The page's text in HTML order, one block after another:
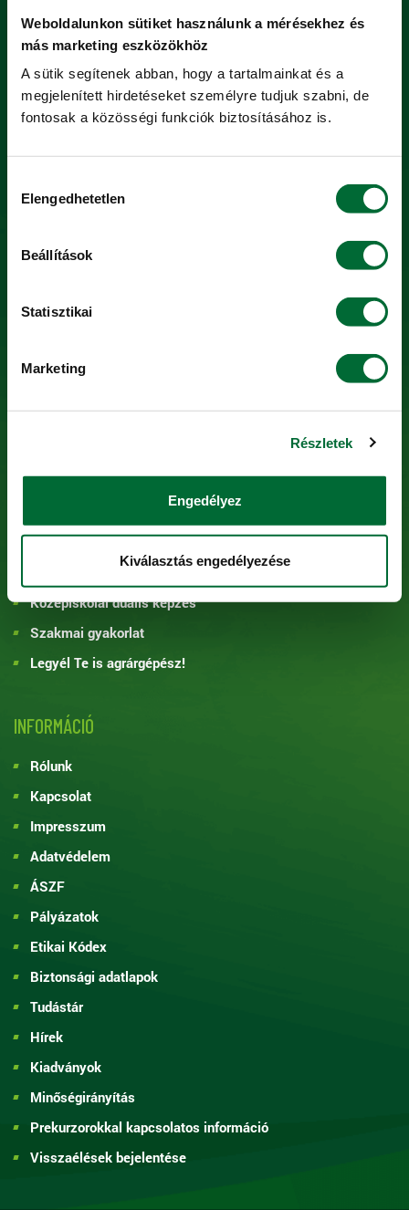
Weboldalunkon sütiket használunk a mérésekhez és
más marketing eszközökhöz
A sütik segítenek abban, hogy a tartalmainkat és a
megjelenített hirdetéseket személyre tudjuk szabni, de
fontosak a közösségi funkciók biztosításához is.
kiválasztása
Elengedhetetlen
Beállítások
Statisztikai
Marketing
Részletek
Engedélyez
Kiválasztás engedélyezése
Növényvédelem
Termény
Szolgáltatás
Webshop
SZOLGÁLTATÁSOK
KITE Alkusz
Halasztott fizetés
Szerviz
Precíziós szolgáltatások
KARRIER
Junior program
Középiskolai duális képzés
Szakmai gyakorlat
Legyél Te is agrárgépész!
INFORMÁCIÓ
Rólunk
Kapcsolat
Impresszum
Adatvédelem
ÁSZF
Pályázatok
Etikai Kódex
Biztonsági adatlapok
Tudástár
Hírek
Kiadványok
Minőségirányítás
Prekurzorokkal kapcsolatos információ
Visszaélések bejelentése